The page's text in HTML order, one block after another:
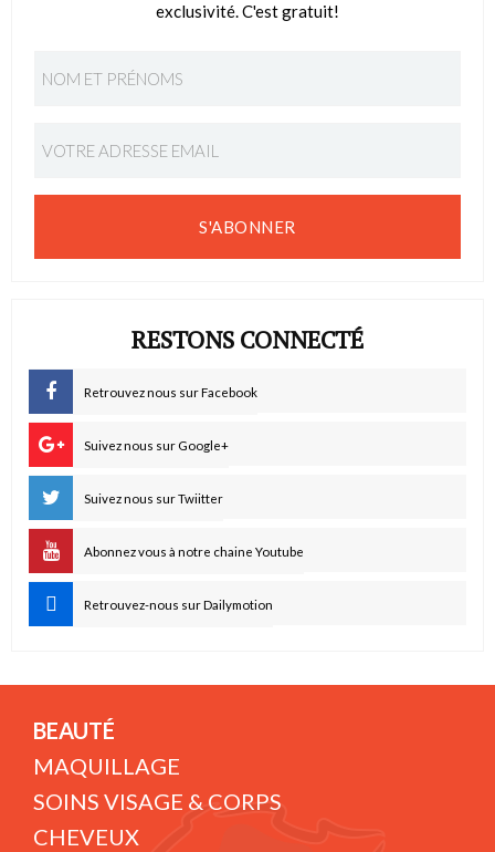
exclusivité. C'est gratuit!
S'ABONNER
RESTONS CONNECTÉ
Retrouvez nous sur Facebook
Suivez nous sur Google+
Suivez nous sur Twiitter
Abonnez vous à notre chaine Youtube
Retrouvez-nous sur Dailymotion
BEAUTÉ
MAQUILLAGE
SOINS VISAGE & CORPS
CHEVEUX